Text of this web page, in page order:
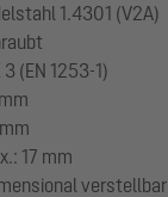
1.4301 (V2A)
(EN 1253-1)
17 mm
verstellbar